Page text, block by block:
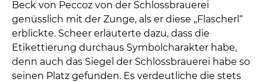
Beck von Peccoz von der Schlossbrauerei
genüsslich mit der Zunge, als er diese „Flascherl“
erblickte. Scheer erläuterte dazu, dass die
Etikettierung durchaus Symbolcharakter habe,
denn auch das Siegel der Schlossbrauerei habe so
seinen Platz gefunden. Es verdeutliche die stets